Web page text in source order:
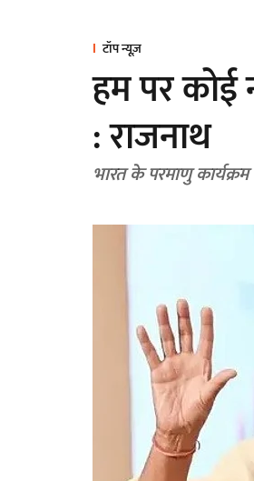
टॉप न्यूज़
हम पर कोई
: राजनाथ
भारत के परमाणु